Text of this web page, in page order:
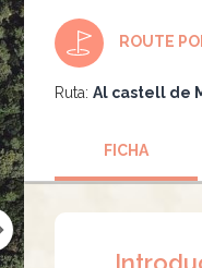
ROUTE POI
Ruta: Al castell de
FICHA